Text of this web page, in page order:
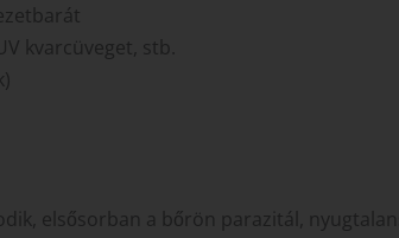
kvarcüveget, stb.
elsősorban a bőrön parazitál,